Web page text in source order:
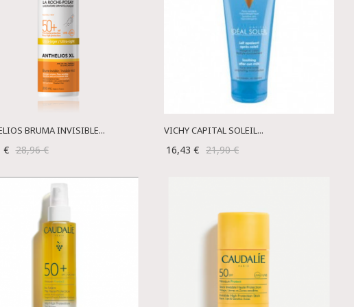
BRUMA INVISIBLE...
€ 28,96 €
VICHY CAPITAL SOLEIL...
16,43 € 21,90 €